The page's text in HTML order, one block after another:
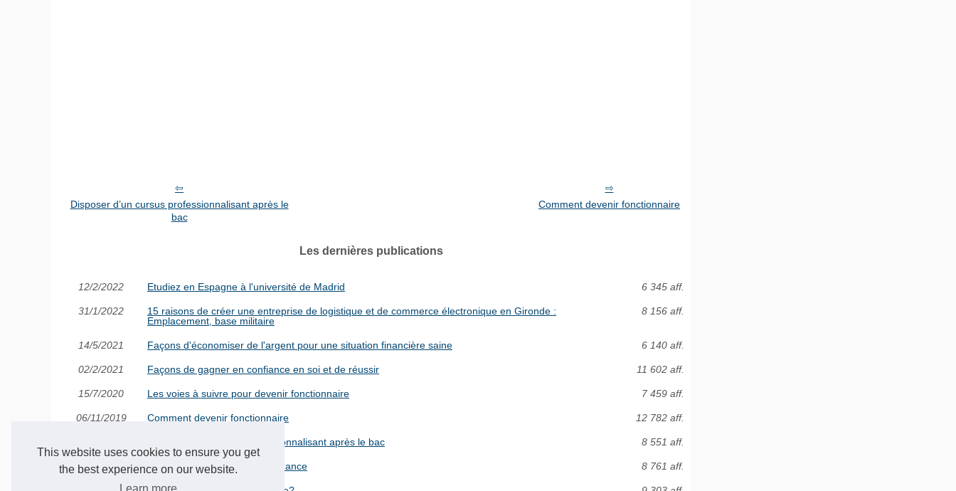
This website uses cookies to ensure you get
the best experience on our website.
Disposer d’un cursus professionnalisant après le
bac
Comment devenir fonctionnaire
Les dernières publications
12/2/2022 Etudiez en Espagne à l'université de Madrid 6 345 aff.
31/1/2022
15 raisons de créer une entreprise de logistique et de commerce électronique en Gironde :
Emplacement, base militaire
8 156 aff.
14/5/2021 Façons d'économiser de l'argent pour une situation financière saine 6 140 aff.
02/2/2021 Façons de gagner en confiance en soi et de réussir 11 602 aff.
15/7/2020 Les voies à suivre pour devenir fonctionnaire 7 459 aff.
06/11/2019 Comment devenir fonctionnaire 12 782 aff.
Disposer d’un cursus professionnalisant après le bac 8 551 aff.
25/12/2017 Formez-vous sur les lois de finance 8 761 aff.